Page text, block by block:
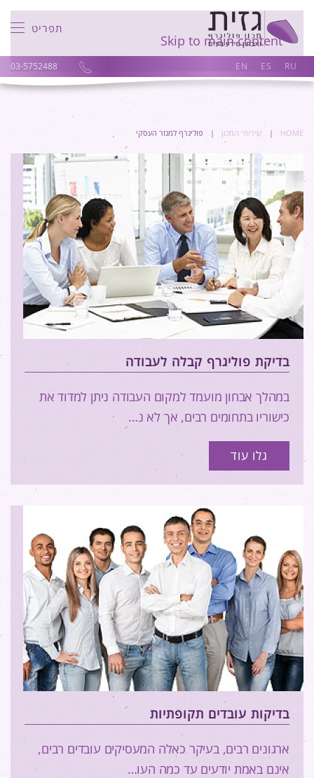
Skip to main content
תפריט
RU
ES
EN
03-5752488
HOME שירותי המכון פוליגרף למגזר העסקי
בדיקת פוליגרף קבלה לעבודה
במהלך אבחון מועמד למקום העבודה ניתן למדוד את
כישוריו בתחומים רבים, אך לא נ…
גלו עוד
בדיקות עובדים תקופתיות
ארגונים רבים, בעיקר כאלה המעסיקים עובדים רבים,
אינם באמת יודעים עד כמה העו…